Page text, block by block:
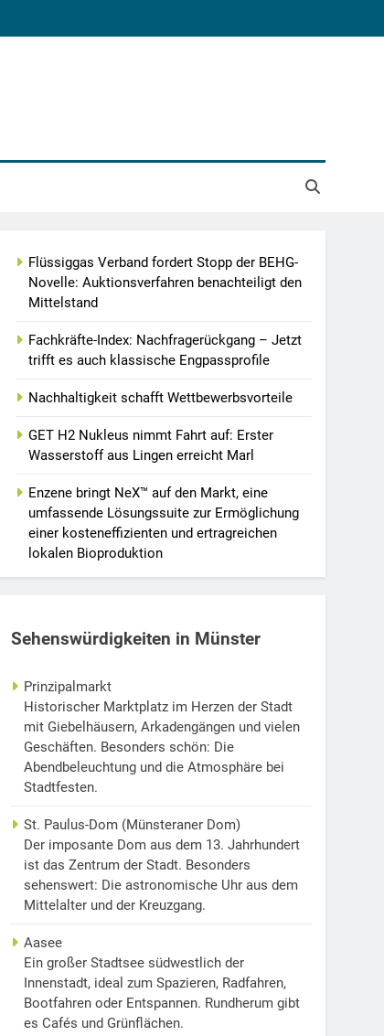
Flüssiggas Verband fordert Stopp der BEHG-
Novelle: Auktionsverfahren benachteiligt den
Mittelstand
Fachkräfte-Index: Nachfragerückgang – Jetzt
trifft es auch klassische Engpassprofile
Nachhaltigkeit schafft Wettbewerbsvorteile
GET H2 Nukleus nimmt Fahrt auf: Erster
Wasserstoff aus Lingen erreicht Marl
Enzene bringt NeX™ auf den Markt, eine
umfassende Lösungssuite zur Ermöglichung
einer kosteneffizienten und ertragreichen
lokalen Bioproduktion
Sehenswürdigkeiten in Münster
Prinzipalmarkt
Historischer Marktplatz im Herzen der Stadt
mit Giebelhäusern, Arkadengängen und vielen
Geschäften. Besonders schön: Die
Abendbeleuchtung und die Atmosphäre bei
Stadtfesten.
St. Paulus-Dom (Münsteraner Dom)
Der imposante Dom aus dem 13. Jahrhundert
ist das Zentrum der Stadt. Besonders
sehenswert: Die astronomische Uhr aus dem
Mittelalter und der Kreuzgang.
Aasee
Ein großer Stadtsee südwestlich der
Innenstadt, ideal zum Spazieren, Radfahren,
Bootfahren oder Entspannen. Rundherum gibt
es Cafés und Grünflächen.